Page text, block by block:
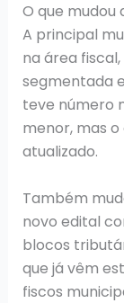
O que mudou
A principal
na área
segmentada
teve número
menor, mas
atualizado.
Também
novo edital
blocos
que já vêm
fiscos